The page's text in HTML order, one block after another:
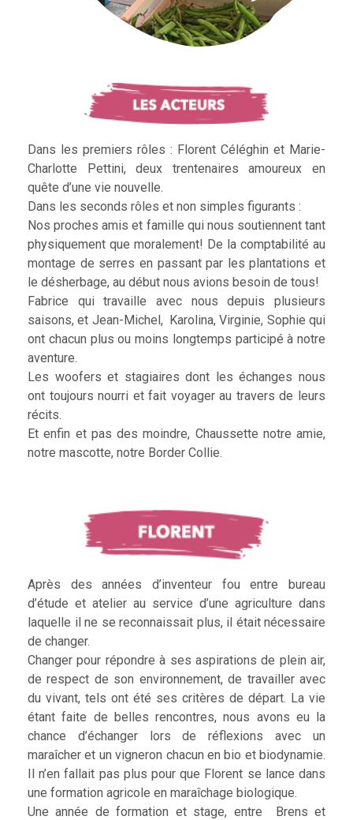
Dans les premiers rôles : Florent Céléghin et Marie-
Charlotte Pettini, deux trentenaires amoureux en
quête d’une vie nouvelle.
Dans les seconds rôles et non simples figurants :
Nos proches amis et famille qui nous soutiennent tant
physiquement que moralement! De la comptabilité au
montage de serres en passant par les plantations et
le désherbage, au début nous avions besoin de tous!
Fabrice qui travaille avec nous depuis plusieurs
saisons, et Jean-Michel, Karolina, Virginie, Sophie qui
ont chacun plus ou moins longtemps participé à notre
aventure.
Les woofers et stagiaires dont les échanges nous
ont toujours nourri et fait voyager au travers de leurs
récits.
Et enfin et pas des moindre, Chaussette notre amie,
notre mascotte, notre Border Collie.
Après des années d’inventeur fou entre bureau
d’étude et atelier au service d’une agriculture dans
laquelle il ne se reconnaissait plus, il était nécessaire
de changer.
Changer pour répondre à ses aspirations de plein air,
de respect de son environnement, de travailler avec
du vivant, tels ont été ses critères de départ. La vie
étant faite de belles rencontres, nous avons eu la
chance d’échanger lors de réflexions avec un
maraîcher et un vigneron chacun en bio et biodynamie.
Il n’en fallait pas plus pour que Florent se lance dans
une formation agricole en maraîchage biologique.
Une année de formation et stage, entre Brens et